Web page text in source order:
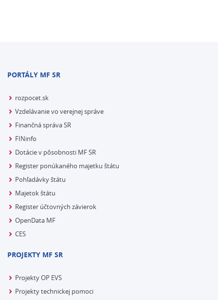
PORTÁLY MF SR
rozpocet.sk
Vzdelávanie vo verejnej správe
Finančná správa SR
FINinfo
Dotácie v pôsobnosti MF SR
Register ponúkaného majetku štátu
Pohľadávky štátu
Majetok štátu
Register účtovných závierok
OpenData MF
CES
PROJEKTY MF SR
Projekty OP EVS
Projekty technickej pomoci